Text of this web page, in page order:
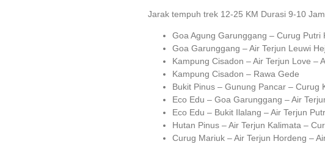
Jarak tempuh trek 12-25 KM Durasi 9-10 Jam
Goa Agung Garunggang – Curug Putri
Goa Garunggang – Air Terjun Leuwi
Kampung Cisadon – Air Terjun Love –
Kampung Cisadon – Rawa Gede
Bukit Pinus – Gunung Pancar – Curug
Eco Edu – Goa Garunggang – Air
Eco Edu – Bukit Ilalang – Air Terjun
Hutan Pinus – Air Terjun Kalimata –
Curug Mariuk – Air Terjun Hordeng –